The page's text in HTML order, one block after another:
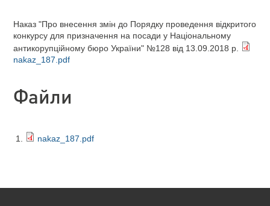
Наказ "Про внесення змін до Порядку проведення відкритого
конкурсу для призначення на посади у Національному
антикорупційному бюро України" №128 від 13.09.2018 р.
nakaz_187.pdf
Файли
nakaz_187.pdf